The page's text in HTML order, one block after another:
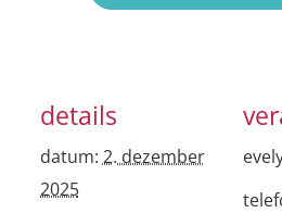
details
datum: 2. dezember
2025